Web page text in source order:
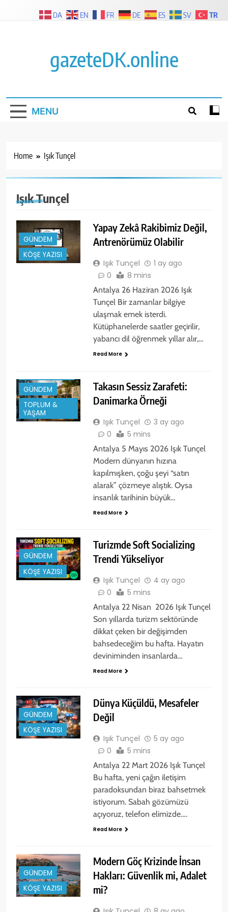
gazeteDK.online
MENU
Home Işık Tunçel
Işık Tunçel
GÜNDEM
KÖŞE YAZISI
Yapay Zekâ Rakibimiz Değil,
Antrenörümüz Olabilir
Işık Tunçel
1 ay ago
0
8 mins
Antalya 26 Haziran 2026 Işık
Tunçel Bir zamanlar bilgiye
ulaşmak emek isterdi.
Kütüphanelerde saatler geçirilir,
yabancı dil öğrenmek yıllar alır,…
Read More
GÜNDEM
TOPLUM &
YAŞAM
Takasın Sessiz Zarafeti:
Danimarka Örneği
Işık Tunçel
3 ay ago
0
5 mins
Antalya 5 Mayıs 2026 Işık Tunçel
Modern dünyanın hızına
kapılmışken, çoğu şeyi “satın
alarak” çözmeye alıştık. Oysa
insanlık tarihinin büyük…
Read More
GÜNDEM
KÖŞE YAZISI
Turizmde Soft Socializing
Trendi Yükseliyor
Işık Tunçel
4 ay ago
0
5 mins
Antalya 22 Nisan 2026 Işık Tunçel
Son yıllarda turizm sektöründe
dikkat çeken bir değişimden
bahsedeceğim bu hafta. Hayatın
deviniminden insanlarda…
Read More
GÜNDEM
KÖŞE YAZISI
Dünya Küçüldü, Mesafeler
Değil
Işık Tunçel
5 ay ago
0
5 mins
Antalya 22 Mart 2026 Işık Tunçel
Bu hafta, yeni çağın iletişim
paradoksundan biraz bahsetmek
istiyorum. Sabah gözümüzü
açıyoruz, telefon elimizde….
Read More
GÜNDEM
KÖŞE YAZISI
Modern Göç Krizinde İnsan
Hakları: Güvenlik mi, Adalet
mi?
DA EN FR DE ES SV TR